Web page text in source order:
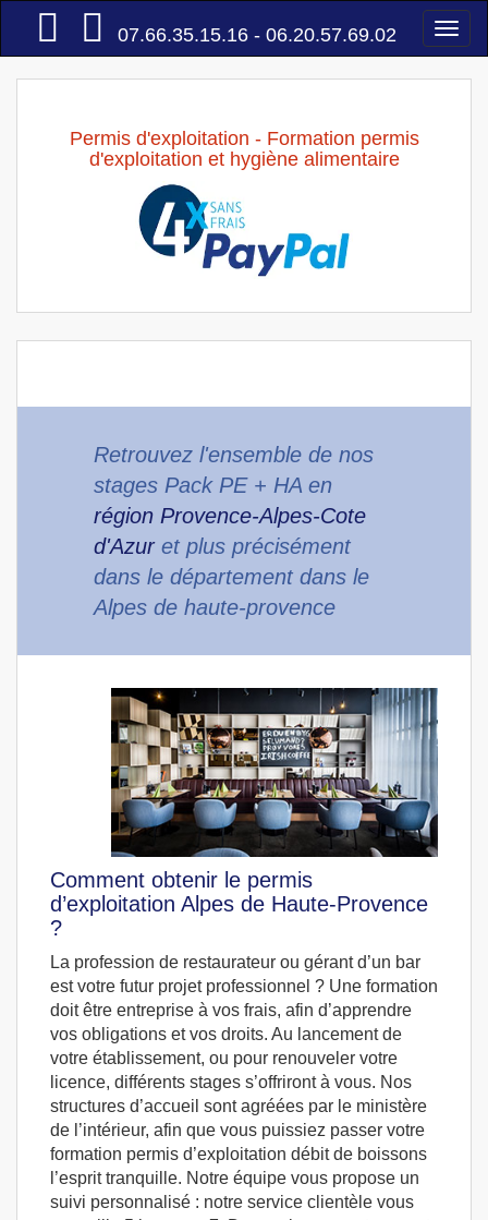
Accueil
07.66.35.15.16 - 06.20.57.69.02
Permis d'exploitation - Formation permis
d'exploitation et hygiène alimentaire
Retrouvez l'ensemble de nos
stages Pack PE + HA en
région Provence-Alpes-Cote
d'Azuret plus précisément
dans le département dans le
Alpes de haute-provence
Comment obtenir le permis
d’exploitation Alpes de Haute-Provence
?
La profession de restaurateur ou gérant d’un bar
est votre futur projet professionnel ? Une formation
doit être entreprise à vos frais, afin d’apprendre
vos obligations et vos droits. Au lancement de
votre établissement, ou pour renouveler votre
licence, différents stages s’offriront à vous. Nos
structures d’accueil sont agréées par le ministère
de l’intérieur, afin que vous puissiez passer votre
formation permis d’exploitation débit de boissons
l’esprit tranquille. Notre équipe vous propose un
suivi personnalisé : notre service clientèle vous